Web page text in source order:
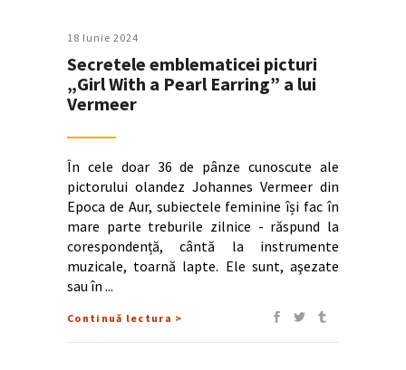
18 Iunie 2024
Secretele emblematicei picturi
„Girl With a Pearl Earring” a lui
Vermeer
În cele doar 36 de pânze cunoscute ale
pictorului olandez Johannes Vermeer din
Epoca de Aur, subiectele feminine își fac în
mare parte treburile zilnice - răspund la
corespondență, cântă la instrumente
muzicale, toarnă lapte. Ele sunt, aşezate
sau în
Continuă lectura >